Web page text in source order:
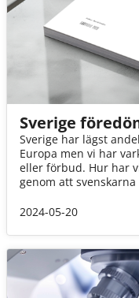
Sverige
Sverige har lägst
Europa men vi har
eller förbud. Hur har
genom att
intressanta snusfakta
2024-05-20